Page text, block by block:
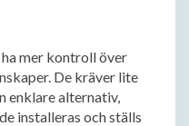
mer kontroll över
De kräver lite
enklare alternativ,
installeras och ställs